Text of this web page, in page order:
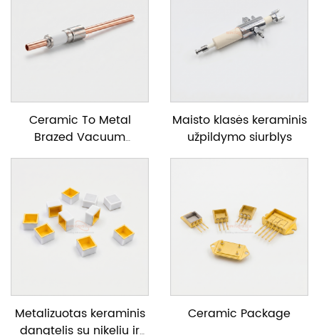
Ceramic To Metal
Brazed Vacuum
Feedtrough
Maisto klasės keraminis
užpildymo siurblys
Metalizuotas keraminis
dangtelis su nikeliu ir
Ceramic Package